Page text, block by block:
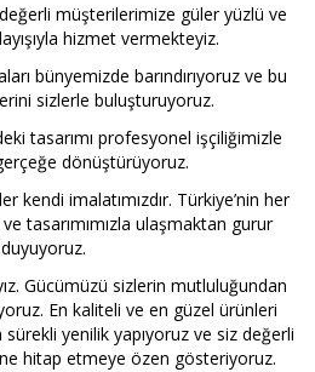
müşterilerimize güler yüzlü ve
hizmet vermekteyiz.
bünyemizde barındırıyoruz ve bu
sizlerle buluşturuyoruz.
tasarımı profesyonel işçiliğimizle
dönüştürüyoruz.
kendi imalatımızdır. Türkiye’nin her
tasarımımızla ulaşmaktan gurur
duyuyoruz.
Gücümüzü sizlerin mutluluğundan
En kaliteli ve en güzel ürünleri
sürekli yenilik yapıyoruz ve siz değerli
hitap etmeye özen gösteriyoruz.